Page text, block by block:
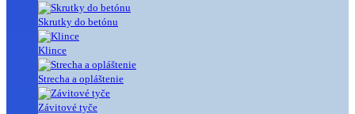
Skrutky do betónu
Klince
Strecha a opláštenie
Závitové tyče